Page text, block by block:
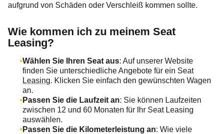
aufgrund von Schäden oder Verschleiß kommen sollte.
Wie kommen ich zu meinem Seat
Leasing?
Wählen Sie Ihren Seat aus: Auf unserer Website
finden Sie unterschiedliche Angebote für ein Seat
Leasing. Klicken Sie einfach den gewünschten Wagen
an.
Passen Sie die Laufzeit an: Sie können Laufzeiten
zwischen 12 und 60 Monaten für Ihr Seat Leasing
auswählen.
Passen Sie die Kilometerleistung an: Wie viele